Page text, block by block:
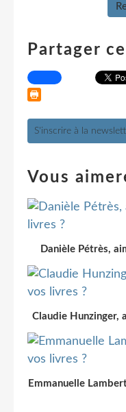
Partager
S'inscrire à la
Vous
Danièle Pétrès,
Claudie Hunzinger,
Emmanuelle